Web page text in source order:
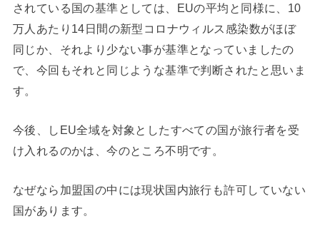
されている国の基準としては、EUの平均と同様に、10
万人あたり14日間の新型コロナウィルス感染数がほぼ
同じか、それより少ない事が基準となっていましたの
で、今回もそれと同じような基準で判断されたと思いま
す。
今後、しEU全域を対象としたすべての国が旅行者を受
け入れるのかは、今のところ不明です。
なぜなら加盟国の中には現状国内旅行も許可していない
国があります。